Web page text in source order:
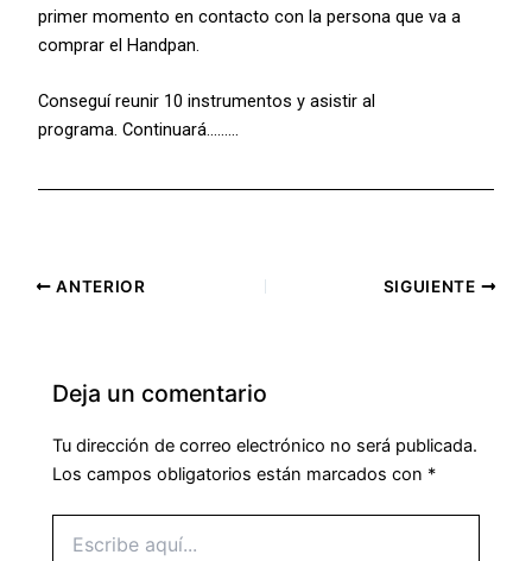
primer momento en contacto con la persona que va a
comprar el Handpan.
Conseguí reunir 10 instrumentos y asistir al
programa. Continuará………
ANTERIOR SIGUIENTE
Deja un comentario
Tu dirección de correo electrónico no será publicada.
Los campos obligatorios están marcados con *
aquí...